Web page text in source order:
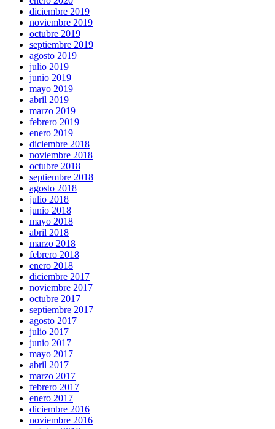
diciembre 2019
noviembre 2019
octubre 2019
septiembre 2019
agosto 2019
julio 2019
junio 2019
mayo 2019
abril 2019
marzo 2019
febrero 2019
enero 2019
diciembre 2018
noviembre 2018
octubre 2018
septiembre 2018
agosto 2018
julio 2018
junio 2018
mayo 2018
abril 2018
marzo 2018
febrero 2018
enero 2018
diciembre 2017
noviembre 2017
octubre 2017
septiembre 2017
agosto 2017
julio 2017
junio 2017
mayo 2017
abril 2017
marzo 2017
febrero 2017
enero 2017
diciembre 2016
noviembre 2016